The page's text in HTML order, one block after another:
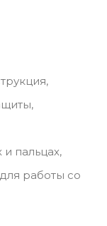
пальцах,
работы со